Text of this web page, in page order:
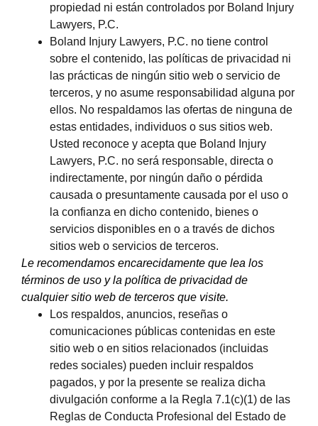
propiedad ni están controlados por Boland Injury
Lawyers, P.C.
Boland Injury Lawyers, P.C. no tiene control
sobre el contenido, las políticas de privacidad ni
las prácticas de ningún sitio web o servicio de
terceros, y no asume responsabilidad alguna por
ellos. No respaldamos las ofertas de ninguna de
estas entidades, individuos o sus sitios web.
Usted reconoce y acepta que Boland Injury
Lawyers, P.C. no será responsable, directa o
indirectamente, por ningún daño o pérdida
causada o presuntamente causada por el uso o
la confianza en dicho contenido, bienes o
servicios disponibles en o a través de dichos
sitios web o servicios de terceros.
Le recomendamos encarecidamente que lea los
términos de uso y la política de privacidad de
cualquier sitio web de terceros que visite.
Los respaldos, anuncios, reseñas o
comunicaciones públicas contenidas en este
sitio web o en sitios relacionados (incluidas
redes sociales) pueden incluir respaldos
pagados, y por la presente se realiza dicha
divulgación conforme a la Regla 7.1(c)(1) de las
Reglas de Conducta Profesional del Estado de